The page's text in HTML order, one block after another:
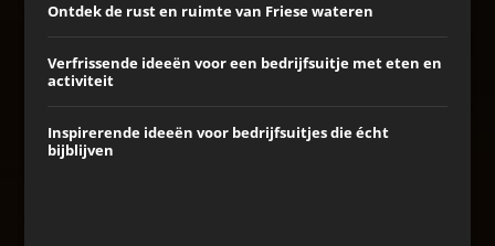
Ontdek de rust en ruimte van Friese wateren
Verfrissende ideeën voor een bedrijfsuitje met eten en
activiteit
Inspirerende ideeën voor bedrijfsuitjes die écht
bijblijven